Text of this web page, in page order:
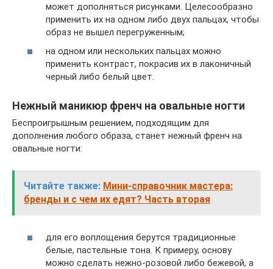
может дополняться рисунками. Целесообразно
применить их на одном либо двух пальцах, чтобы
образ не вышел перегруженным;
на одном или нескольких пальцах можно
применить контраст, покрасив их в лаконичный
черный либо белый цвет.
Нежный маникюр френч на овальные ногти
Беспроигрышным решением, подходящим для
дополнения любого образа, станет нежный френч на
овальные ногти:
Читайте также: Мини-справочник мастера:
бренды и с чем их едят? Часть вторая
для его воплощения берутся традиционные
белые, пастельные тона. К примеру, основу
можно сделать нежно-розовой либо бежевой, а